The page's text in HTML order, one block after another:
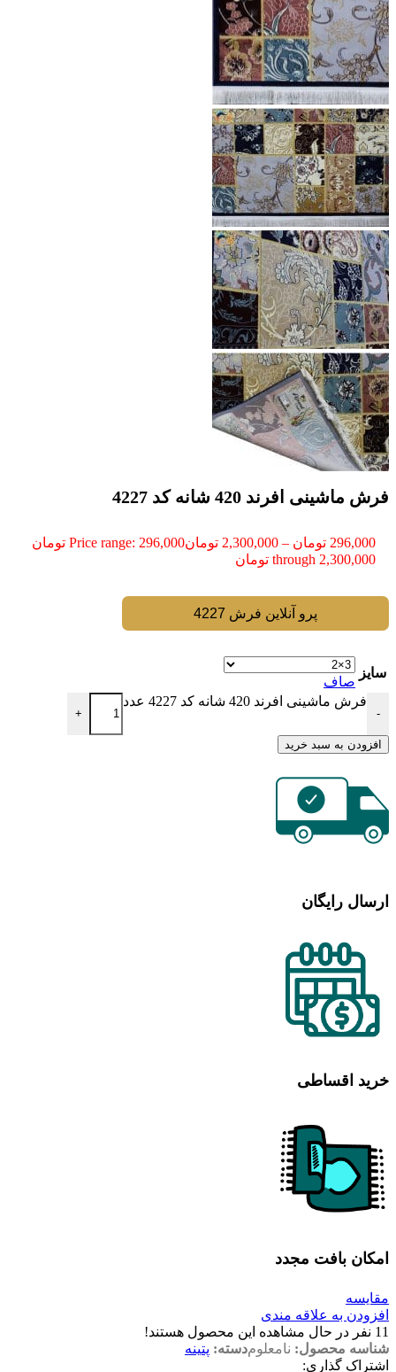
فرش ماشینی افرند 420 شانه کد 4227
296,000 تومان –
2,300,000 تومان
Price range: 296,000 تومان
through 2,300,000 تومان
پرو آنلاین فرش 4227
سایز
صاف
-
فرش ماشینی افرند 420 شانه کد 4227 عدد
+
افزودن به سبد خرید
ارسال رایگان
خرید اقساطی
امکان بافت مجدد
مقایسه
افزودن به علاقه مندی
11 نفر در حال مشاهده این محصول هستند!
شناسه محصول: نامعلومدسته: پتینه
اشتراک گذاری: